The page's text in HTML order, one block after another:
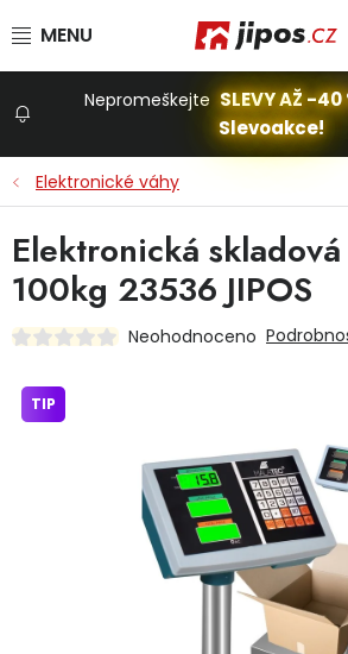
Stavba a dům
Domácnost
Dětská hřiště
Nepromeškejte SLEVY AŽ -40
Slevoakce!
Elektronické váhy
Elektronická
100kg 23536 JIPOS
Neohodnoceno
TIP